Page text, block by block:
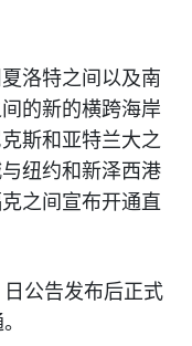
洛特之间以及南
的新的横跨海岸
斯和亚特兰大之
纽约和新泽西港
之间宣布开通直
公告发布后正式